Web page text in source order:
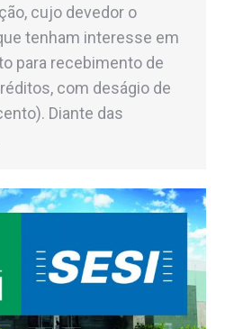
cujo devedor o
tenham interesse em
para recebimento de
com deságio de
Diante das